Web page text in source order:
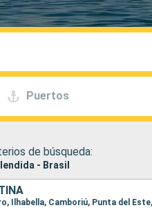
Puertos
de búsqueda:
- Brasil
Ilhabella, Camboriú, Punta del